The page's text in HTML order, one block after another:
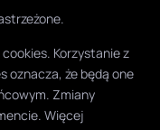
Korzystanie z
oznacza, że będą one
Zmiany
Więcej